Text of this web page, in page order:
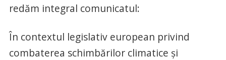
redăm integral comunicatul:
În contextul legislativ european privind
combaterea schimbărilor climatice și